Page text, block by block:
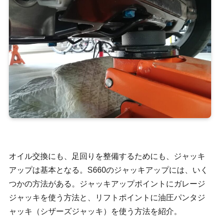
オイル交換にも、足回りを整備するためにも、ジャッキ
アップは基本となる。S660のジャッキアップには、いく
つかの方法がある。ジャッキアップポイントにガレージ
ジャッキを使う方法と、リフトポイントに油圧パンタジ
ャッキ（シザーズジャッキ）を使う方法を紹介。